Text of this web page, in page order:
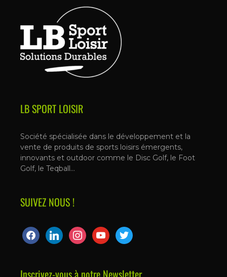
LB SPORT LOISIR
Société spécialisée dans le développement et la
vente de produits de sports loisirs émergents,
innovants et outdoor comme le Disc Golf, le Foot
Golf, le Teqball…
SUIVEZ NOUS !
Inscrivez-vous à notre Newsletter